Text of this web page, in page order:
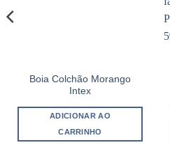
Boia Colchão Morango
Intex
ADICIONAR AO
CARRINHO